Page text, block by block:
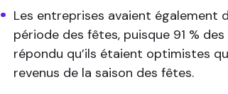
Les entreprises avaient également
période des fêtes, puisque 91 %
répondu qu’ils étaient optimistes
revenus de la saison des fêtes.